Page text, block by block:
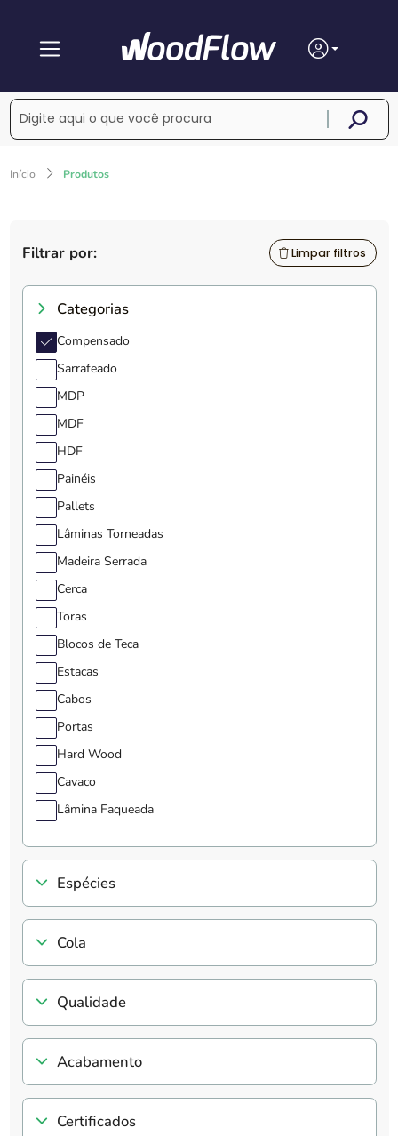
Início Produtos
Filtrar por: Limpar filtros
Categorias
Compensado
Sarrafeado
MDP
MDF
HDF
Painéis
Pallets
Lâminas Torneadas
Madeira Serrada
Cerca
Toras
Blocos de Teca
Estacas
Cabos
Portas
Hard Wood
Cavaco
Lâmina Faqueada
Espécies
Cola
Qualidade
Acabamento
Certificados